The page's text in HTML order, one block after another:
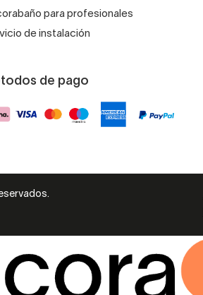
para profesionales
de instalación
de pago